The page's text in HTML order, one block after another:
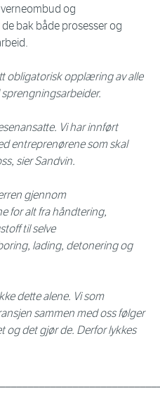
og
bak både prosesser og
obligatorisk opplæring av alle
Vi har innført
entreprenørene som skal
sier Sandvin.
gjennom
for alt fra håndtering,
til selve
lading, detonering og
dette alene. Vi som
sammen med oss følger
og det gjør de. Derfor lykkes